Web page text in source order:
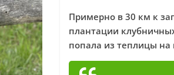
Примерно в 30 км к
плантации
попала из теплицы